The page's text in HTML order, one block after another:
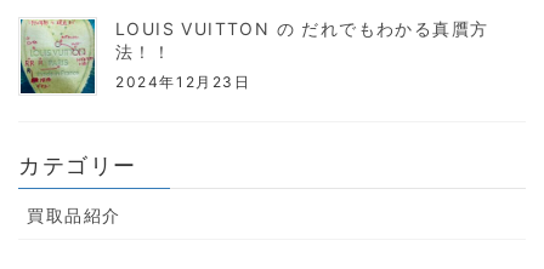
LOUIS VUITTON の だれでもわかる真贋方
法！！
2024年12月23日
カテゴリー
買取品紹介